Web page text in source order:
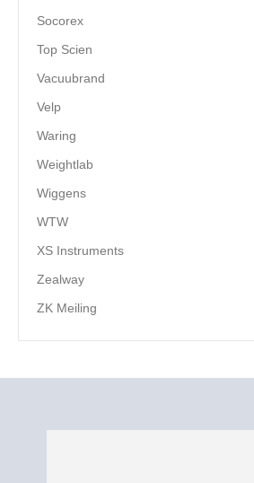
Socorex
Top Scien
Vacuubrand
Velp
Waring
Weightlab
Wiggens
WTW
XS Instruments
Zealway
ZK Meiling